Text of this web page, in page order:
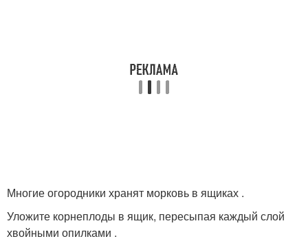
Многие огородники хранят морковь в ящиках .
Уложите корнеплоды в ящик, пересыпая каждый слой
хвойными опилками .